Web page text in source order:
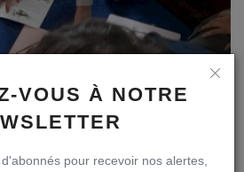
VOUS À NOTRE
pour recevoir nos alertes,